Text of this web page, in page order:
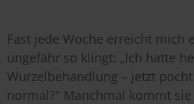
Fast jede Woche erreicht mich
ungefähr so klingt: „Ich hatte
Wurzelbehandlung – jetzt
normal?" Manchmal kommt